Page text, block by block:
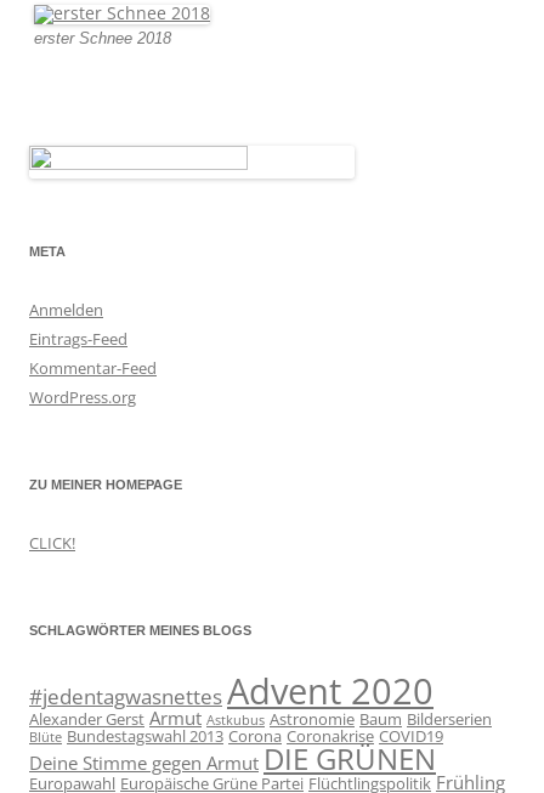
erster Schnee 2018
META
Anmelden
Eintrags-Feed
Kommentar-Feed
WordPress.org
ZU MEINER HOMEPAGE
CLICK!
SCHLAGWÖRTER MEINES BLOGS
#jedentagwasnettesAdvent 2020
Alexander Gerst Armut Astkubus Astronomie Baum Bilderserien
Blüte Bundestagswahl 2013 Corona Coronakrise COVID19
Deine Stimme gegen Armut DIE GRÜNEN
Europawahl Europäische Grüne Partei Flüchtlingspolitik Frühling